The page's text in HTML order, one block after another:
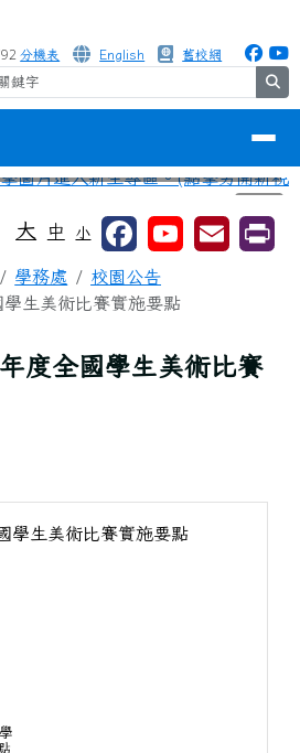
分機表 English 舊校網
⏸
大 中 小
學務處
校園公告
生美術比賽實施要點
度全國學生美術比賽
學生美術比賽實施要點